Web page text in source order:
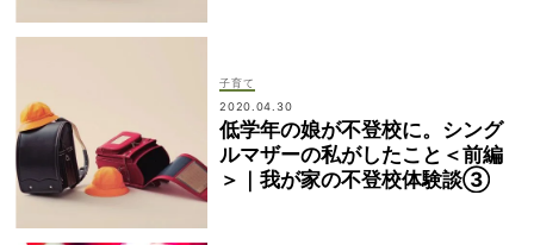
子育て
2020.04.30
低学年の娘が不登校に。シング
ルマザーの私がしたこと＜前編
＞｜我が家の不登校体験談③